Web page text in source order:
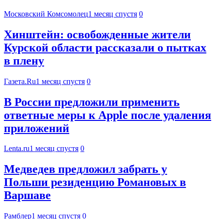
Московский Комсомолец1 месяц спустя 0
Хинштейн: освобожденные жители
Курской области рассказали о пытках
в плену
Газета.Ru1 месяц спустя 0
В России предложили применить
ответные меры к Apple после удаления
приложений
Lenta.ru1 месяц спустя 0
Медведев предложил забрать у
Польши резиденцию Романовых в
Варшаве
Рамблер1 месяц спустя 0